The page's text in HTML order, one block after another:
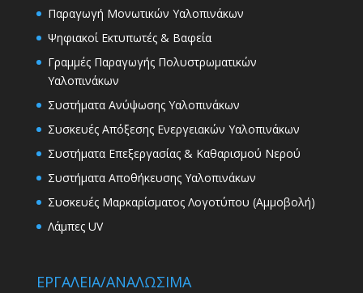
Παραγωγή Μονωτικών Υαλοπινάκων
Ψηφιακοί Εκτυπωτές & Βαφεία
Γραμμές Παραγωγής Πολυστρωματικών
Υαλοπινάκων
Συστήματα Ανύψωσης Υαλοπινάκων
Συσκευές Απόξεσης Ενεργειακών Υαλοπινάκων
Συστήματα Επεξεργασίας & Καθαρισμού Νερού
Συστήματα Αποθήκευσης Υαλοπινάκων
Συσκευές Μαρκαρίσματος Λογοτύπου (Αμμοβολή)
Λάμπες UV
ΕΡΓΑΛΕΙΑ/ΑΝΑΛΩΣΙΜΑ